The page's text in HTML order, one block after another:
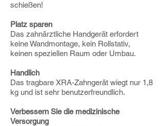
schießen!
Platz sparen
Das zahnärztliche Handgerät erfordert
keine Wandmontage, kein Rollstativ,
keinen speziellen Raum oder Umbau.
Handlich
Das tragbare XRA-Zahngerät wiegt nur 1,8
kg und ist sehr benutzerfreundlich.
Verbessern Sie die medizinische
Versorgung